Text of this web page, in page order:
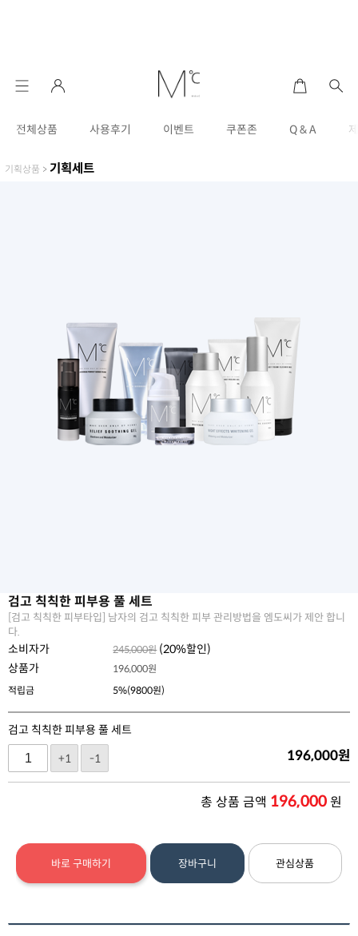
전체상품 사용후기 이벤트 쿠폰존 Q & A
기획상품 > 기획세트
검고 칙칙한 피부용 풀 세트
[검고 칙칙한 피부타입] 남자의 검고 칙칙한 피부 관리방법을 엠도씨가 제안 합니
다.
소비자가 245,000원 (20%할인)
상품가
196,000원
적립금
5%(9800원)
검고 칙칙한 피부용 풀 세트
+1
-1 196,000원
총 상품 금액 196,000원
바로 구매하기 장바구니 관심상품